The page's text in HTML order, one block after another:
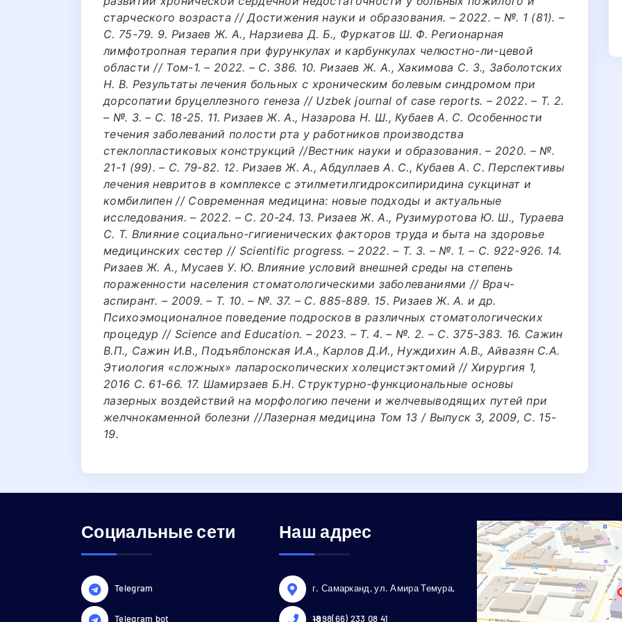
старческого возраста // Достижения науки и образования. – 2022. – №. 1 (81). –
С. 75-79. 9. Ризаев Ж. А., Нарзиева Д. Б., Фуркатов Ш. Ф. Регионарная
лимфотропная терапия при фурункулах и карбункулах челюстно-ли-цевой
области // Том-1. – 2022. – С. 386. 10. Ризаев Ж. А., Хакимова С. З., Заболотских
Н. В. Результаты лечения больных с хроническим болевым синдромом при
дорсопатии бруцеллезного генеза // Uzbek journal of case reports. – 2022. – Т. 2.
– №. 3. – С. 18-25. 11. Ризаев Ж. А., Назарова Н. Ш., Кубаев А. С. Особенности
течения заболеваний полости рта у работников производства
стеклопластиковых конструкций //Вестник науки и образования. – 2020. – №.
21-1 (99). – С. 79-82. 12. Ризаев Ж. А., Абдуллаев А. С., Кубаев А. С. Перспективы
лечения невритов в комплексе с этилметилгидроксипиридина сукцинат и
комбилипен // Современная медицина: новые подходы и актуальные
исследования. – 2022. – С. 20-24. 13. Ризаев Ж. А., Рузимуротова Ю. Ш., Тураева
С. Т. Влияние социально-гигиенических факторов труда и быта на здоровье
медицинских сестер // Scientific progress. – 2022. – Т. 3. – №. 1. – С. 922-926. 14.
Ризаев Ж. А., Мусаев У. Ю. Влияние условий внешней среды на степень
пораженности населения стоматологическими заболеваниями // Врач-
аспирант. – 2009. – Т. 10. – №. 37. – С. 885-889. 15. Ризаев Ж. А. и др.
Психоэмоционалное поведение подросков в различных стоматологических
процедур // Science and Education. – 2023. – Т. 4. – №. 2. – С. 375-383. 16. Сажин
В.П., Сажин И.В., Подъяблонская И.А., Карлов Д.И., Нуждихин А.В., Айвазян С.А.
Этиология «сложных» лапароскопических холецистэктомий // Хирургия 1,
2016 С. 61-66. 17. Шамирзаев Б.Н. Структурно-функциональные основы
лазерных воздействий на морфологию печени и желчевыводящих путей при
желчнокаменной болезни //Лазерная медицина Том 13 / Выпуск 3, 2009, С. 15-
19.
Социальные сети
Telegram
Telegram bot
Наш адрес
г. Самарканд, ул. Амира Темура,
18
+998(66) 233 08 41